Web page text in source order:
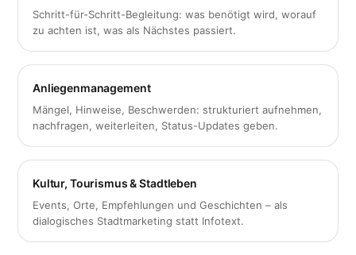
Schritt-für-Schritt-Begleitung: was benötigt wird, worauf
zu achten ist, was als Nächstes passiert.
Anliegenmanagement
Mängel, Hinweise, Beschwerden: strukturiert aufnehmen,
nachfragen, weiterleiten, Status-Updates geben.
Kultur, Tourismus & Stadtleben
Events, Orte, Empfehlungen und Geschichten – als
dialogisches Stadtmarketing statt Infotext.